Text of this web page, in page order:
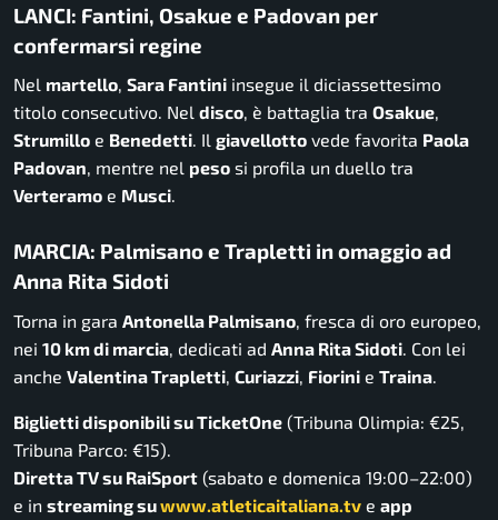
LANCI: Fantini, Osakue e Padovan per
confermarsi regine
Nel martello, Sara Fantini insegue il diciassettesimo
titolo consecutivo. Nel disco, è battaglia tra Osakue,
Strumillo e Benedetti. Il giavellotto vede favorita Paola
Padovan, mentre nel peso si profila un duello tra
Verteramo e Musci.
MARCIA: Palmisano e Trapletti in omaggio ad
Anna Rita Sidoti
Torna in gara Antonella Palmisano, fresca di oro europeo,
nei 10 km di marcia, dedicati ad Anna Rita Sidoti. Con lei
anche Valentina Trapletti, Curiazzi, Fiorini e Traina.
Biglietti disponibili su TicketOne (Tribuna Olimpia: €25,
Tribuna Parco: €15).
Diretta TV su RaiSport (sabato e domenica 19:00–22:00)
e in streaming suwww.atleticaitaliana.tv e app